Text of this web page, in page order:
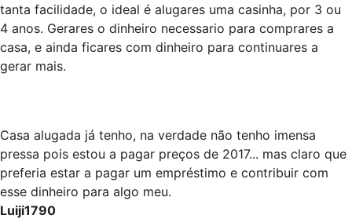
tanta facilidade, o ideal é alugares uma casinha, por 3 ou
4 anos. Gerares o dinheiro necessario para comprares a
casa, e ainda ficares com dinheiro para continuares a
gerar mais.
Casa alugada já tenho, na verdade não tenho imensa
pressa pois estou a pagar preços de 2017... mas claro que
preferia estar a pagar um empréstimo e contribuir com
esse dinheiro para algo meu.
Luiji1790